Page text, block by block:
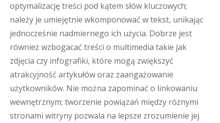
optymalizację treści pod kątem słów kluczowych;
należy je umiejętnie wkomponować w tekst, unikając
jednocześnie nadmiernego ich użycia. Dobrze jest
również wzbogacać treści o multimedia takie jak
zdjęcia czy infografiki, które mogą zwiększyć
atrakcyjność artykułów oraz zaangażowanie
użytkowników. Nie można zapominać o linkowaniu
wewnętrznym; tworzenie powiązań między różnymi
stronami witryny pozwala na lepsze zrozumienie jej